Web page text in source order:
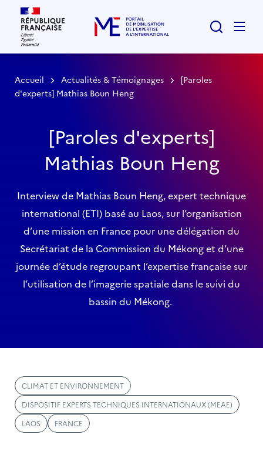
Rechercher
Accueil Actualités & Témoignages
[Paroles
d'experts] Mathias Boun Heng
[Paroles d'experts]
Mathias Boun Heng
Interview de Mathias Boun Heng, expert technique
international (ETI) basé au Laos, sur l’organisation
d’une mission en France pour une délégation du
Secrétariat de la Commission du Mékong et d’une
journée d’étude regroupant l’expertise française sur
l’utilisation de l’imagerie spatiale dans le suivi du
bassin du Mékong.
CLIMAT ET ENVIRONNEMENT
DISPOSITIF EXPERTS TECHNIQUES INTERNATIONAUX (MEAE)
LAOS
FRANCE